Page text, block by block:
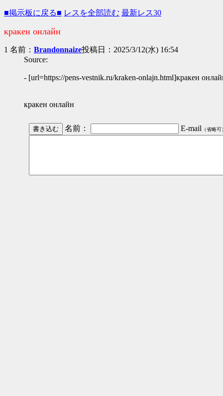
■掲示板に戻る■ レスを全部読む 最新レス30
кракен онлайн
1 名前： Brandonnaize投稿日：2025/3/12(水) 16:54
Source:
- [url=https://pens-vestnik.ru/kraken-onlajn.html]кракен
кракен онлайн
名前： E-mail （省略可